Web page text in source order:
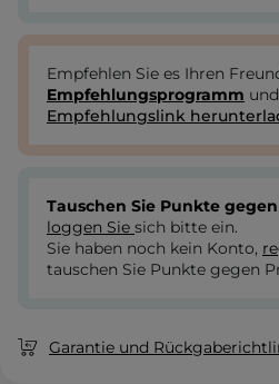
Empfehlen Sie es Ihren
Empfehlungsprogramm
Empfehlungslink
Tauschen Sie Punkte
loggen Sie sich bitte ein.
Sie haben noch kein Konto,
tauschen Sie Punkte gegen
Garantie und